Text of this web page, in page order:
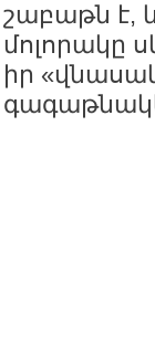
շաբաթն է,
մոլորակը
իր